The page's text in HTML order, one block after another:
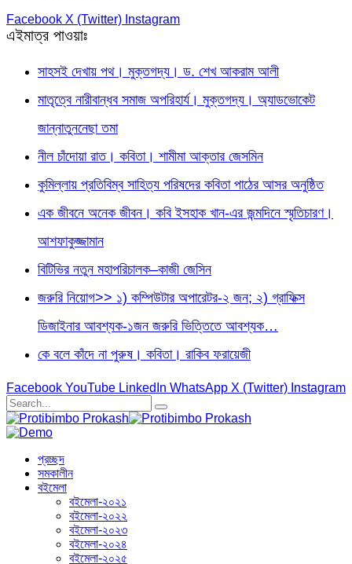
Facebook X (Twitter) Instagram
এইমাত্র পাওয়াঃ
সাহসই দেখায় পথ। মুক্তগদ্য। ড. শেখ আকরাম আলী
মাতৃত্বে নারীবান্ধব সমাজ অপরিহার্য। মুক্তগদ্য। অ্যাডভোকেট
জান্নাতুননেছা তমা
নীল চাঁদোয়া রাত। কবিতা। শামীমা আক্তার জেসমিন
কুমিল্লায় প্রতিবিম্ব সাহিত্য পরিষদের কবিতা পাঠের আসর অনুষ্ঠিত
এক জীবনে অনেক জীবন। কবি ইসহাক খান-এর জন্মদিনে স্মৃতিচারণ।
আশফাকুজ্জামান
বিটিভির নতুন মহাপরিচালক–কাজী জেসিন
জরুরি নিয়োগ>> ১) কম্পিউটার অপারেটর-২ জন; ২) গ্রাফিক্স
ডিজাইনার আবশ্যক-১জন জরুরি ভিত্তিতে আবশ্যক…
কে বলে কাঁদে না পুরুষ। কবিতা। রাকিব ফরায়েজী
Facebook YouTube LinkedIn WhatsApp X (Twitter) Instagram
প্রচ্ছদ
সমকালীন
বইমেলা
বইমেলা-২০২১
বইমেলা-২০২২
বইমেলা-২০২৩
বইমেলা-২০২৪
বইমেলা-২০২৫